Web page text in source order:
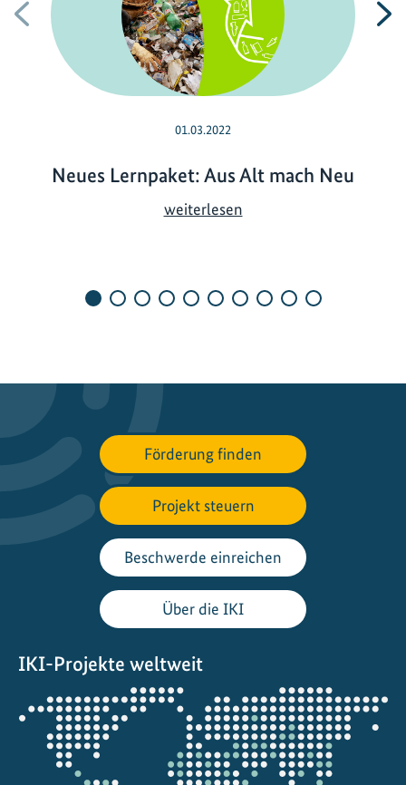
Vorherige
01.03.2022
Neues Lernpaket: Aus Alt mach Neu
weiterlesenN
s
n
a
k
t
:
A
s
A
a
c
h
N
Förderung finden
Projekt steuern
Beschwerde einreichen
Über die IKI
IKI-Projekte weltweit
Öffnet
die
Projektkarte